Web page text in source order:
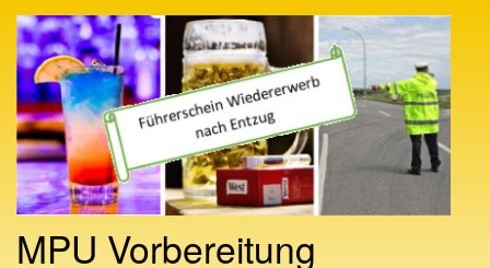
Skip
to
main
content
MPU Vorbereitung